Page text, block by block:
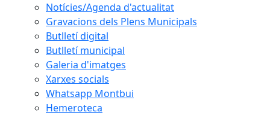
Notícies/Agenda d'actualitat
Gravacions dels Plens Municipals
Butlletí digital
Butlletí municipal
Galeria d'imatges
Xarxes socials
Whatsapp Montbui
Hemeroteca